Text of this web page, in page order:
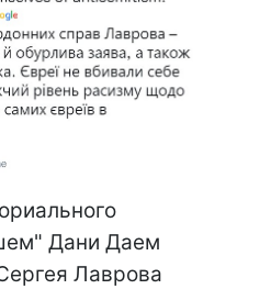
Дани Даем
Лаврова